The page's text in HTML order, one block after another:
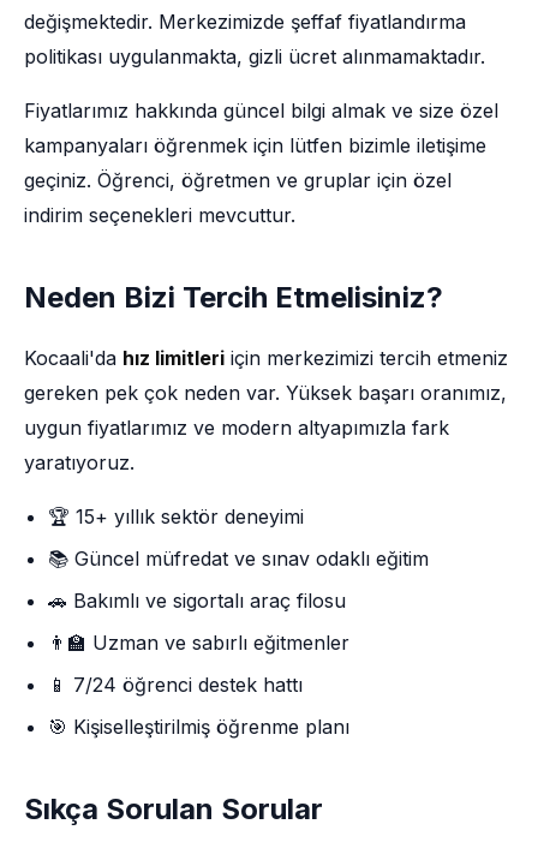
değişmektedir. Merkezimizde şeffaf fiyatlandırma
politikası uygulanmakta, gizli ücret alınmamaktadır.
Fiyatlarımız hakkında güncel bilgi almak ve size özel
kampanyaları öğrenmek için lütfen bizimle iletişime
geçiniz. Öğrenci, öğretmen ve gruplar için özel
indirim seçenekleri mevcuttur.
Neden Bizi Tercih Etmelisiniz?
Kocaali'da hız limitleri için merkezimizi tercih etmeniz
gereken pek çok neden var. Yüksek başarı oranımız,
uygun fiyatlarımız ve modern altyapımızla fark
yaratıyoruz.
🏆 15+ yıllık sektör deneyimi
📚 Güncel müfredat ve sınav odaklı eğitim
🚗 Bakımlı ve sigortalı araç filosu
👨‍🏫 Uzman ve sabırlı eğitmenler
📱 7/24 öğrenci destek hattı
🎯 Kişiselleştirilmiş öğrenme planı
Sıkça Sorulan Sorular